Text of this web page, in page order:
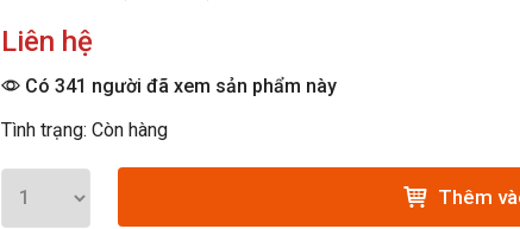
Liên hệ
Có 341 người đã xem sản phẩm này
Tình trạng: Còn hàng
Thêm